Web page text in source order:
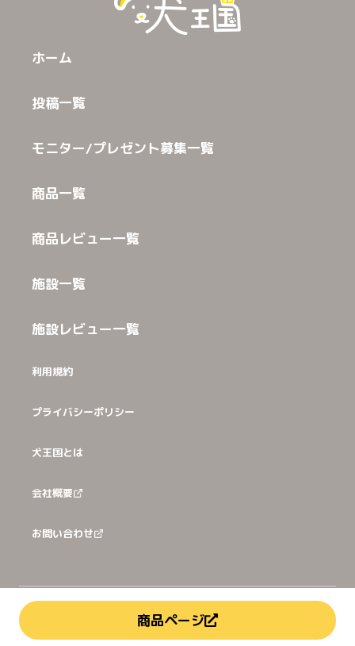
商品ページ
ホーム
投稿一覧
モニター/プレゼント募集一覧
商品一覧
商品レビュー一覧
施設一覧
施設レビュー一覧
利用規約
プライバシーポリシー
犬王国とは
会社概要
お問い合わせ
2026犬猫王国株式会社